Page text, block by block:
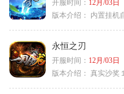
开服时间： 12月/03日
版本介绍：
内置挂机
永恒之刃
开服时间： 12月/03日
版本介绍： 真实沙奖